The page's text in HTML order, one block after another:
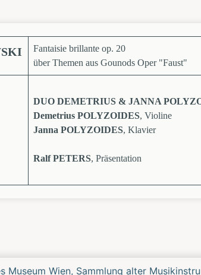
Fantaisie brillante op. 20
über Themen aus Gounods Oper "Faust"
DUO DEMETRIUS & JANNA
Demetrius POLYZOIDES, Violine
Janna POLYZOIDES, Klavier
Ralf PETERS, Präsentation
Museum Wien, Sammlung alter